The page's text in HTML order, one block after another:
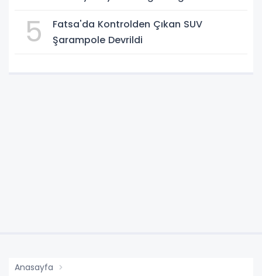
5
Fatsa'da Kontrolden Çıkan SUV
Şarampole Devrildi
Anasayfa